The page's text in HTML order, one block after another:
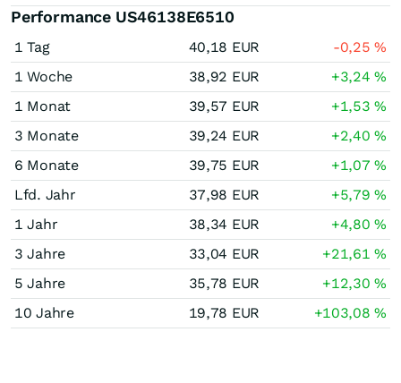
Performance US46138E6510
1 Tag 40,18 EUR -0,25%
1 Woche
38,92 EUR +3,24%
1 Monat
39,57 EUR +1,53%
3 Monate
39,24 EUR +2,40%
6 Monate
39,75 EUR +1,07%
Lfd. Jahr
37,98 EUR +5,79%
1 Jahr
38,34 EUR +4,80%
3 Jahre
33,04 EUR +21,61%
5 Jahre
35,78 EUR +12,30%
10 Jahre
19,78 EUR +103,08%